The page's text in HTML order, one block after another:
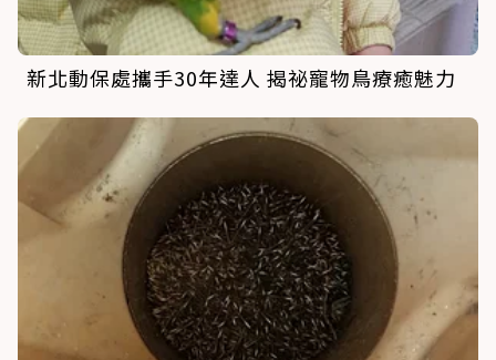
新北動保處攜手30年達人 揭祕寵物鳥療癒魅力